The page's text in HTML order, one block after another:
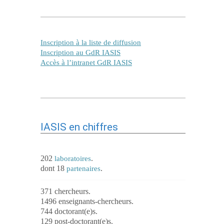
Inscription à la liste de diffusion
Inscription au GdR IASIS
Accès à l’intranet GdR IASIS
IASIS en chiffres
202 laboratoires.
dont 18 partenaires.
371 chercheurs.
1496 enseignants-chercheurs.
744 doctorant(e)s.
129 post-doctorant(e)s.